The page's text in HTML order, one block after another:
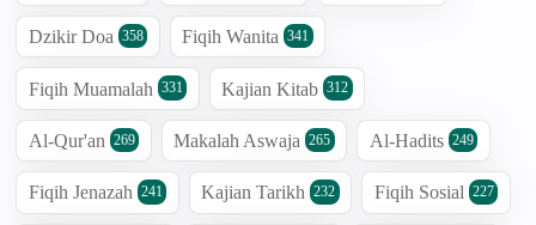
Dzikir Doa 358 Fiqih Wanita 341
Fiqih Muamalah 331 Kajian Kitab 312
Al-Qur'an 269 Makalah Aswaja 265 Al-Hadits 249
Fiqih Jenazah 241 Kajian Tarikh 232 Fiqih Sosial 227